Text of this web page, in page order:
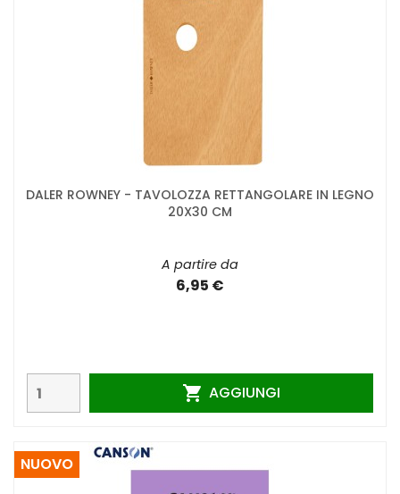
DALER ROWNEY - TAVOLOZZA RETTANGOLARE IN LEGNO
20X30 CM
A partire da
6,95 €
 AGGIUNGI
NUOVO